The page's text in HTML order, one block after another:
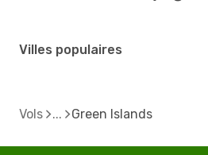
Villes populaires
Vols Green Islands